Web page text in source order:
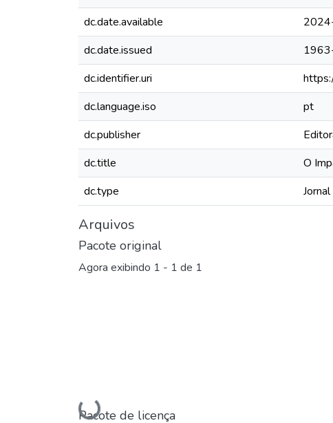
dc.date.available
dc.date.issued
dc.identifier.uri
dc.language.iso
pt
dc.publisher
dc.title
O
dc.type
Jornal
Arquivos
Pacote original
Agora exibindo 1 - 1 de 1
Pacote de licença